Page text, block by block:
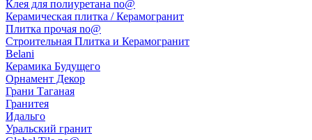
Клея для полиуретана no@
Керамическая плитка / Керамогранит
Плитка прочая no@
Строительная Плитка и Керамогранит
Belani
Керамика Будущего
Орнамент Декор
Грани Таганая
Гранитея
Идальго
Уральский гранит